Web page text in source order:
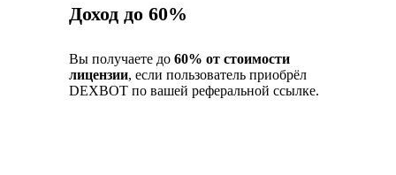
Доход до 60%
Вы получаете до 60% от стоимости
лицензии, если пользователь приобрёл
DEXBOT по вашей реферальной ссылке.